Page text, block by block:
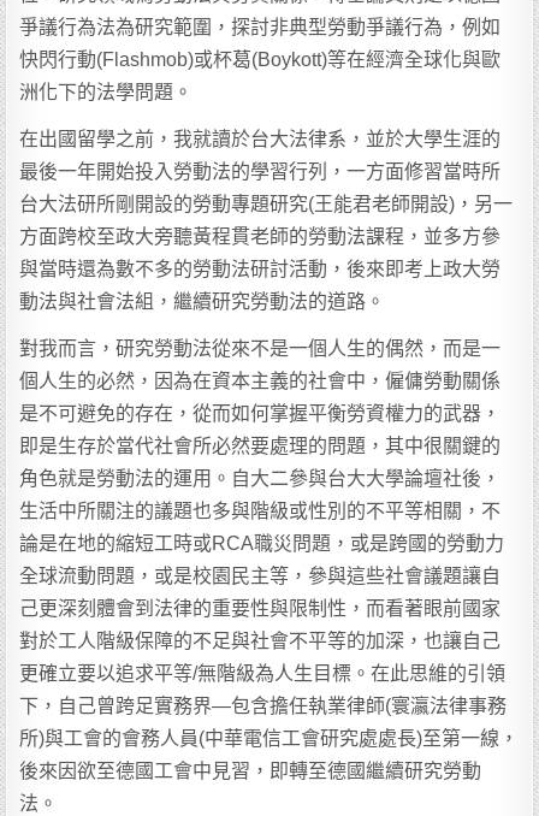
爭議行為法為研究範圍，探討非典型勞動爭議行為，例如
快閃行動(Flashmob)或杯葛(Boykott)等在經濟全球化與歐
洲化下的法學問題。
在出國留學之前，我就讀於台大法律系，並於大學生涯的
最後一年開始投入勞動法的學習行列，一方面修習當時所
台大法研所剛開設的勞動專題研究(王能君老師開設)，另一
方面跨校至政大旁聽黃程貫老師的勞動法課程，並多方參
與當時還為數不多的勞動法研討活動，後來即考上政大勞
動法與社會法組，繼續研究勞動法的道路。
對我而言，研究勞動法從來不是一個人生的偶然，而是一
個人生的必然，因為在資本主義的社會中，僱傭勞動關係
是不可避免的存在，從而如何掌握平衡勞資權力的武器，
即是生存於當代社會所必然要處理的問題，其中很關鍵的
角色就是勞動法的運用。自大二參與台大大學論壇社後，
生活中所關注的議題也多與階級或性別的不平等相關，不
論是在地的縮短工時或RCA職災問題，或是跨國的勞動力
全球流動問題，或是校園民主等，參與這些社會議題讓自
己更深刻體會到法律的重要性與限制性，而看著眼前國家
對於工人階級保障的不足與社會不平等的加深，也讓自己
更確立要以追求平等/無階級為人生目標。在此思維的引領
下，自己曾跨足實務界—包含擔任執業律師(寰瀛法律事務
所)與工會的會務人員(中華電信工會研究處處長)至第一線，
後來因欲至德國工會中見習，即轉至德國繼續研究勞動
法。